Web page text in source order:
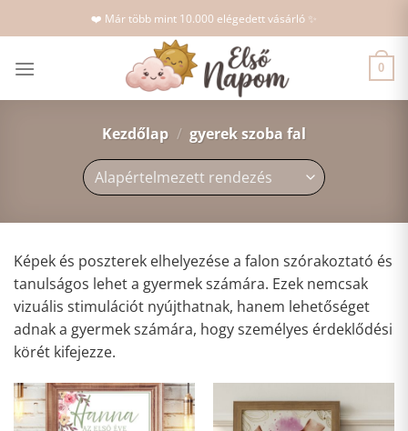
to
❤️ Már több mint 10.000 elégedett vásárló ✨
0
Kezdőlap / gyerek szoba fal
Képek és poszterek elhelyezése a falon szórakoztató és
tanulságos lehet a gyermek számára. Ezek nemcsak
vizuális stimulációt nyújthatnak, hanem lehetőséget
adnak a gyermek számára, hogy személyes érdeklődési
körét kifejezze.